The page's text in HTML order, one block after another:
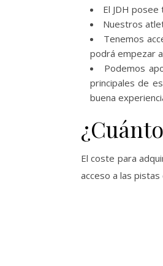
El JDH
Nuestros
Tenemos
podrá empezar
Podemos
principales de
buena
El coste para
acceso a las